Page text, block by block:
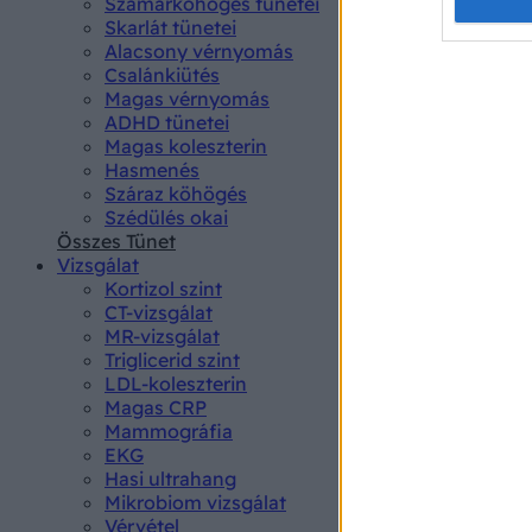
Skarlát tünetei
Alacsony vérnyomás
Csalánkiütés
Magas vérnyomás
ADHD tünetei
Magas koleszterin
Hasmenés
Száraz köhögés
Szédülés okai
Összes Tünet
Vizsgálat
Kortizol szint
CT-vizsgálat
MR-vizsgálat
Triglicerid szint
LDL-koleszterin
Magas CRP
Mammográfia
EKG
Hasi ultrahang
Mikrobiom vizsgálat
Vérvétel